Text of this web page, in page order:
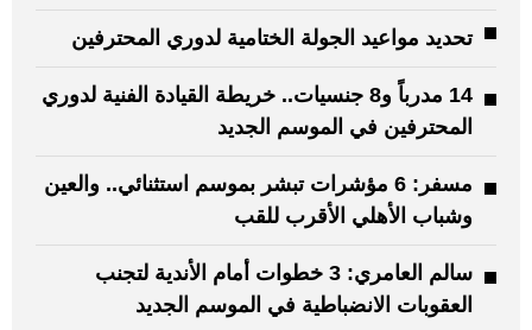
تحديد مواعيد الجولة الختامية لدوري المحترفين
14 مدرباً و8 جنسيات.. خريطة القيادة الفنية لدوري
المحترفين في الموسم الجديد
مسفر: 6 مؤشرات تبشر بموسم استثنائي.. والعين
وشباب الأهلي الأقرب للقب
سالم العامري: 3 خطوات أمام الأندية لتجنب
العقوبات الانضباطية في الموسم الجديد